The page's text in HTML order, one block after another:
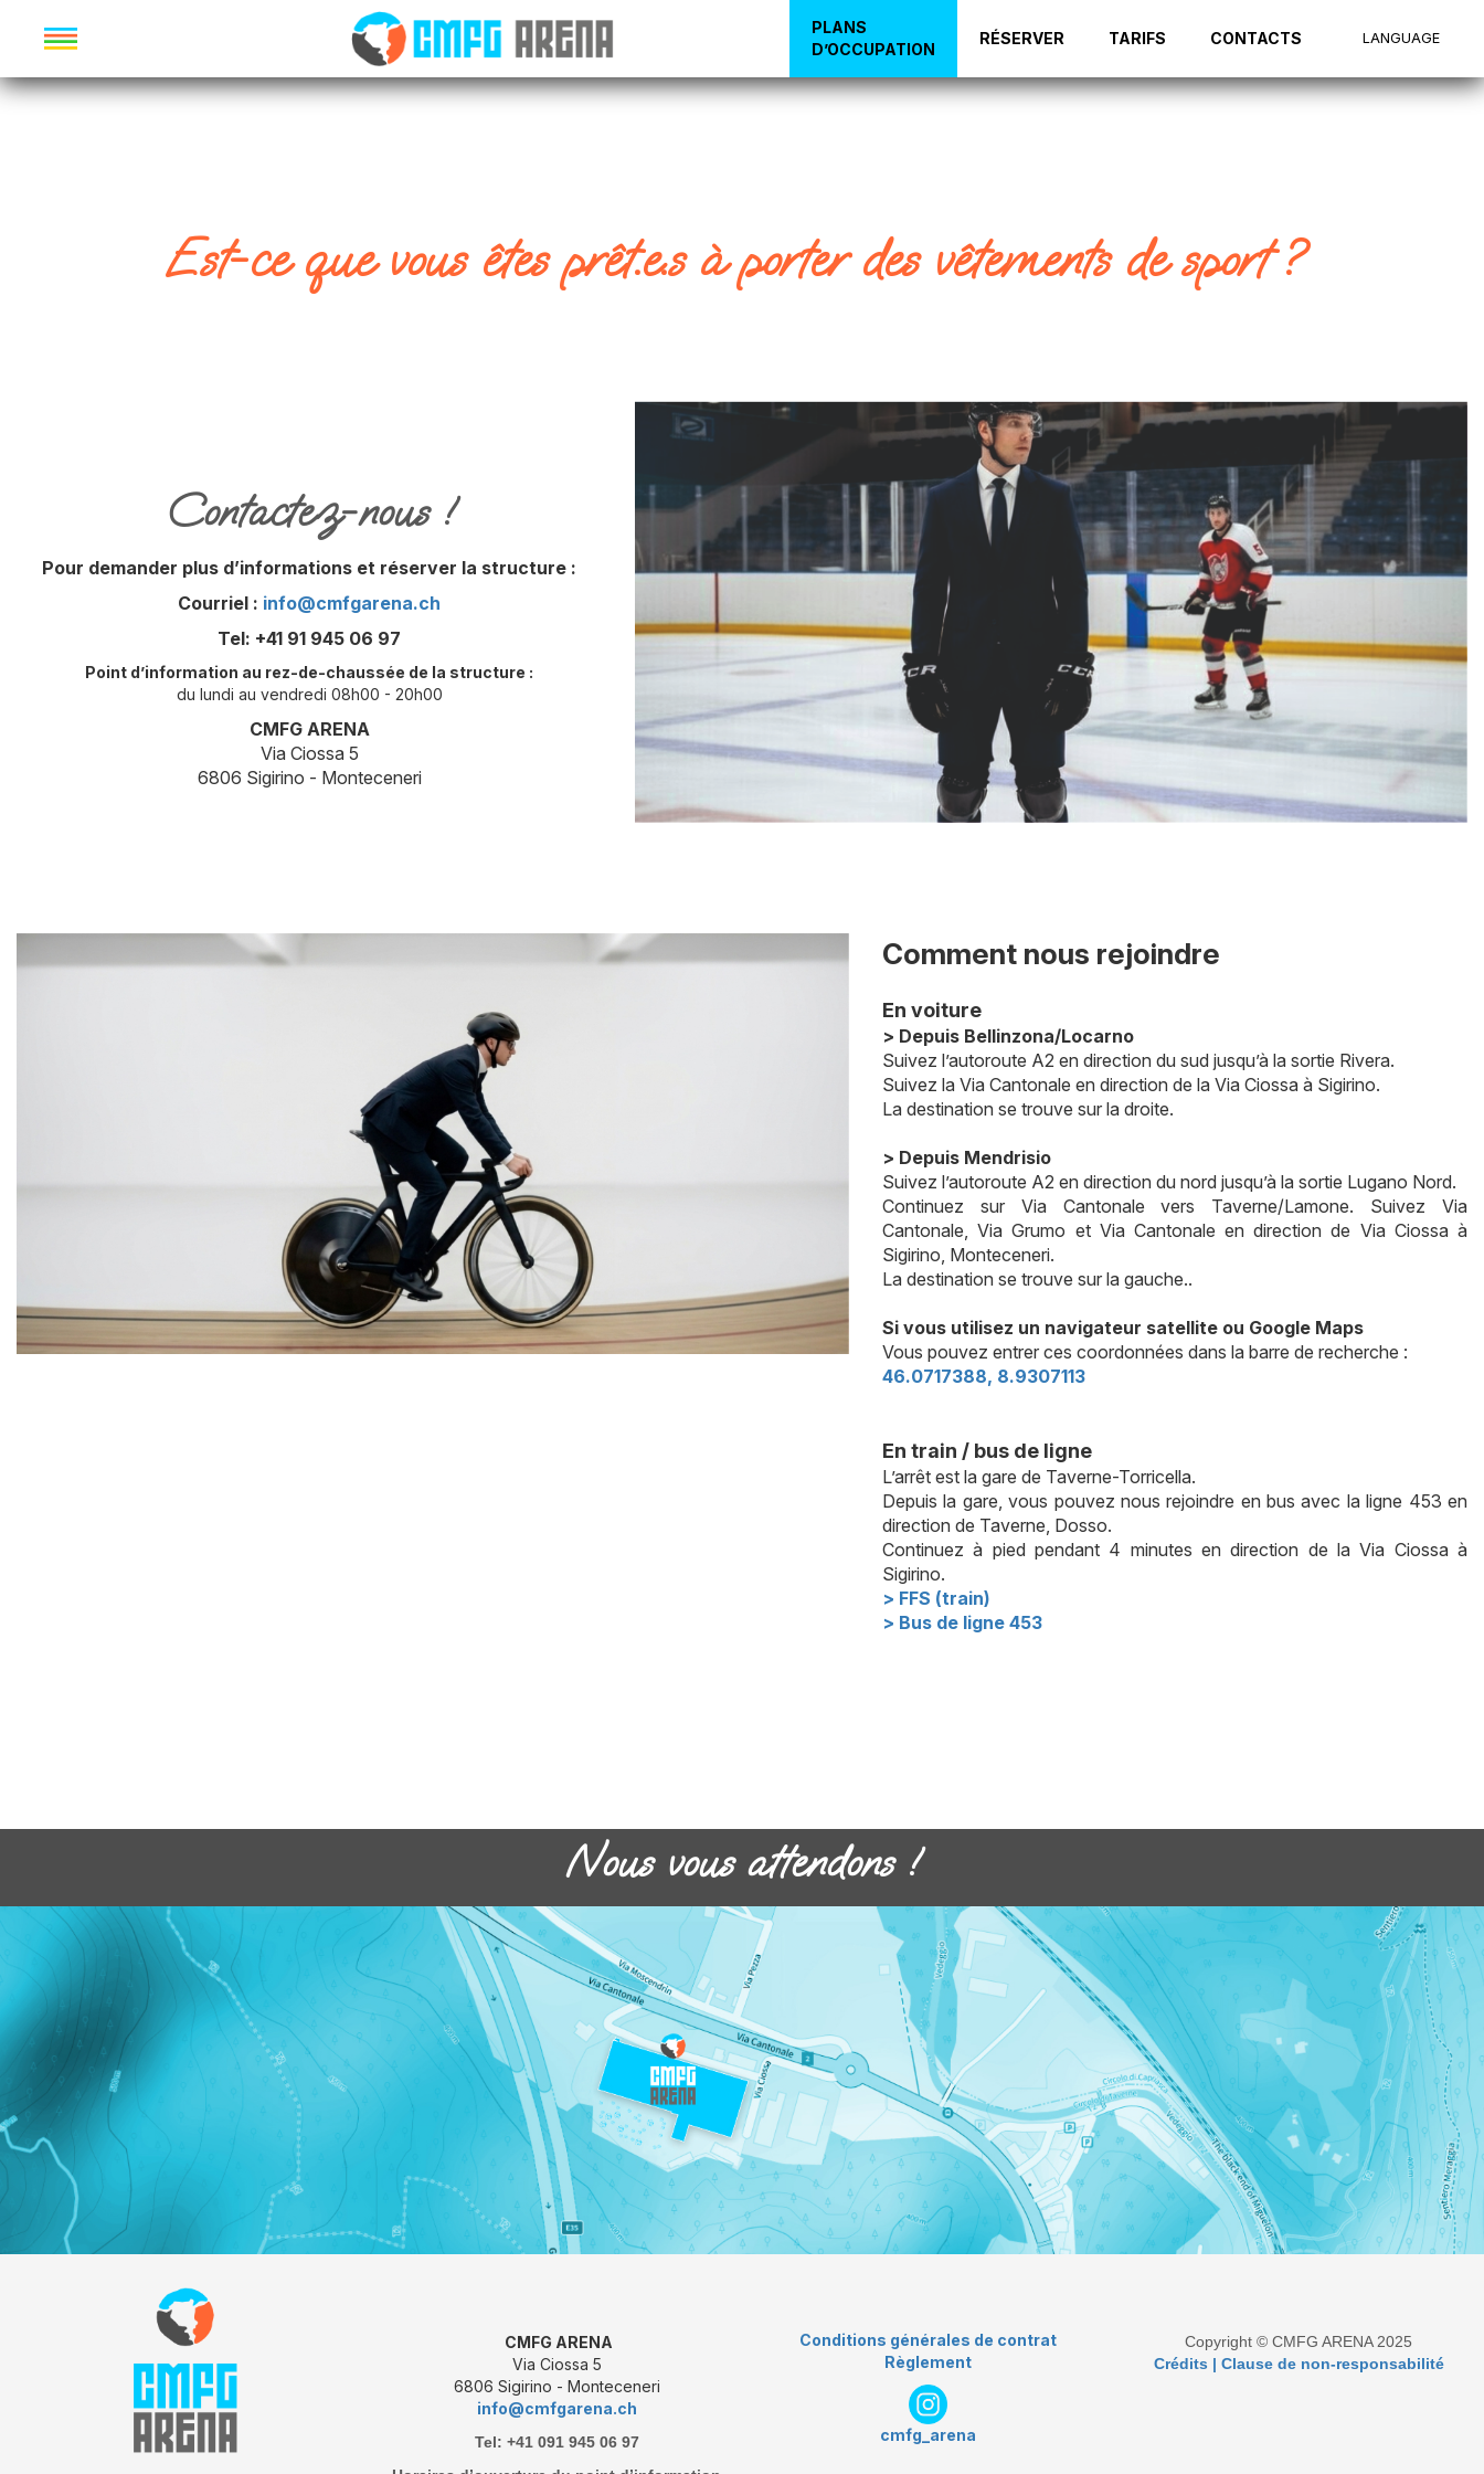
PLANS
D’OCCUPATION
RÉSERVER TARIFS CONTACTS LANGUAGE
Est-ce que vous êtes prêt.e.s à porter des vêtements de sport ?
Contactez-nous !
Pour demander plus d’informations et réserver la structure :
Courriel : info@cmfgarena.ch
Tel: +41 91 945 06 97
Point d’information au rez-de-chaussée de la structure :
du lundi au vendredi 08h00 - 20h00
CMFG ARENA
Via Ciossa 5
6806 Sigirino - Monteceneri
Comment nous rejoindre
En voiture
> Depuis Bellinzona/Locarno
Suivez l’autoroute A2 en direction du sud jusqu’à la sortie Rivera.
Suivez la Via Cantonale en direction de la Via Ciossa à Sigirino.
La destination se trouve sur la droite.
> Depuis Mendrisio
Suivez l’autoroute A2 en direction du nord jusqu’à la sortie Lugano Nord.
Continuez sur Via Cantonale vers Taverne/Lamone. Suivez Via
Cantonale, Via Grumo et Via Cantonale en direction de Via Ciossa à
Sigirino, Monteceneri.
La destination se trouve sur la gauche..
Si vous utilisez un navigateur satellite ou Google Maps
Vous pouvez entrer ces coordonnées dans la barre de recherche :
46.0717388, 8.9307113
En train / bus de ligne
L’arrêt est la gare de Taverne-Torricella.
Depuis la gare, vous pouvez nous rejoindre en bus avec la ligne 453 en
direction de Taverne, Dosso.
Continuez à pied pendant 4 minutes en direction de la Via Ciossa à
Sigirino.
> FFS (train)
> Bus de ligne 453
Nous vous attendons !
CMFG ARENA
Via Ciossa 5
6806 Sigirino - Monteceneri
info@cmfgarena.ch
Tel: +41 091 945 06 97
Conditions générales de contrat
Règlement
cmfg_arena
Copyright © CMFG ARENA 2025
Crédits | Clause de non-responsabilité